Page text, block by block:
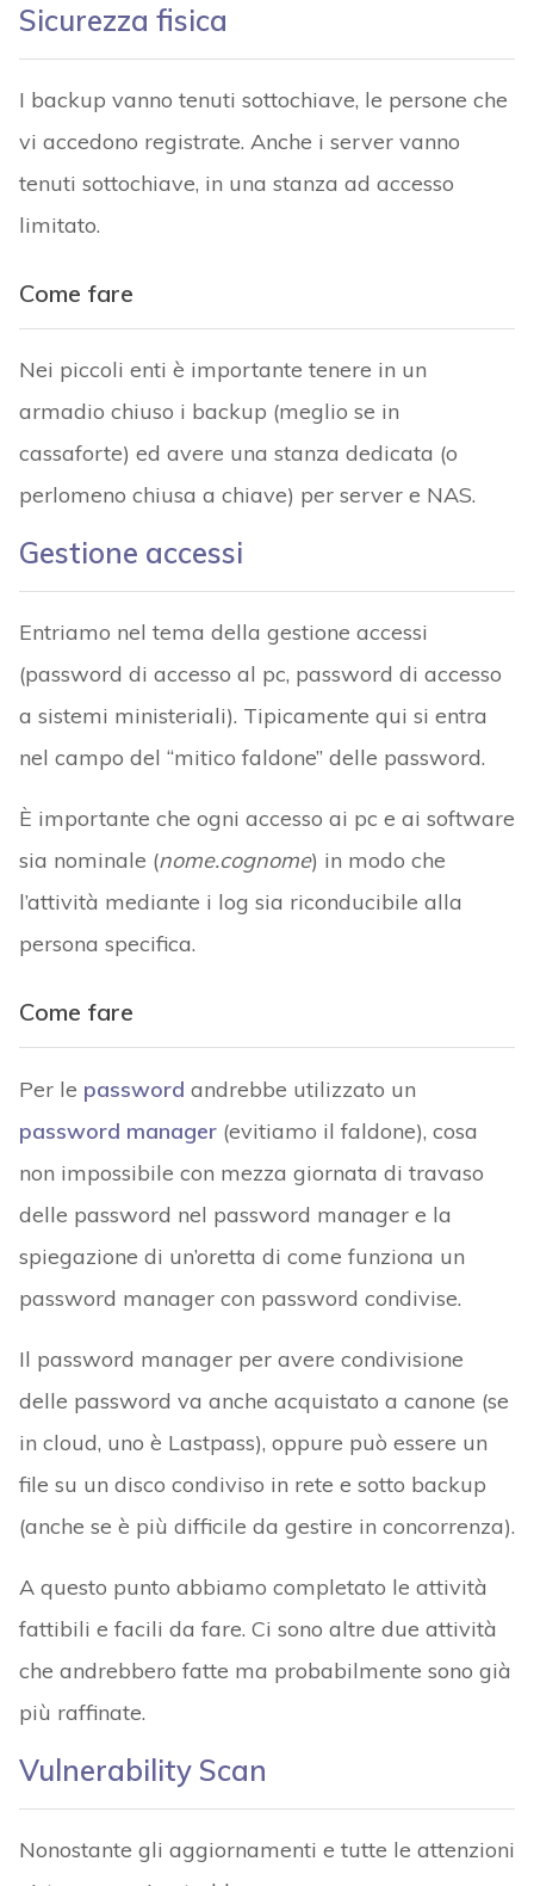
Sicurezza fisica
I backup vanno tenuti sottochiave, le persone che
vi accedono registrate. Anche i server vanno
tenuti sottochiave, in una stanza ad accesso
limitato.
Come fare
Nei piccoli enti è importante tenere in un
armadio chiuso i backup (meglio se in
cassaforte) ed avere una stanza dedicata (o
perlomeno chiusa a chiave) per server e NAS.
Gestione accessi
Entriamo nel tema della gestione accessi
(password di accesso al pc, password di accesso
a sistemi ministeriali). Tipicamente qui si entra
nel campo del “mitico faldone” delle password.
È importante che ogni accesso ai pc e ai software
sia nominale (nome.cognome) in modo che
l’attività mediante i log sia riconducibile alla
persona specifica.
Come fare
Per le password andrebbe utilizzato un
password manager(evitiamo il faldone), cosa
non impossibile con mezza giornata di travaso
delle password nel password manager e la
spiegazione di un’oretta di come funziona un
password manager con password condivise.
Il password manager per avere condivisione
delle password va anche acquistato a canone (se
in cloud, uno è Lastpass), oppure può essere un
file su un disco condiviso in rete e sotto backup
(anche se è più difficile da gestire in concorrenza).
A questo punto abbiamo completato le attività
fattibili e facili da fare. Ci sono altre due attività
che andrebbero fatte ma probabilmente sono già
più raffinate.
Vulnerability Scan
Nonostante gli aggiornamenti e tutte le attenzioni